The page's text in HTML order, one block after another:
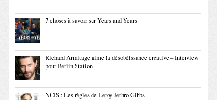
7 choses à savoir sur Years and Years
Richard Armitage aime la désobéissance créative – Interview
pour Berlin Station
NCIS : Les règles de Leroy Jethro Gibbs